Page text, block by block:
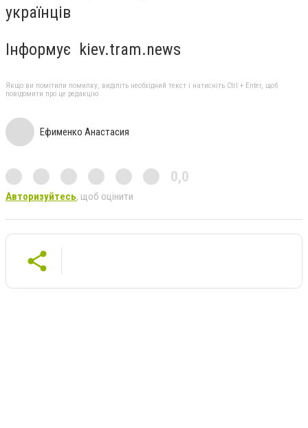
українців
Інформує kiev.tram.news
Якщо ви помітили помилку, виділіть необхідний текст і натисніть Ctrl + Enter, щоб
повідомити про це редакцію
Ефименко Анастасия
0,0
Авторизуйтесь, щоб оцінити